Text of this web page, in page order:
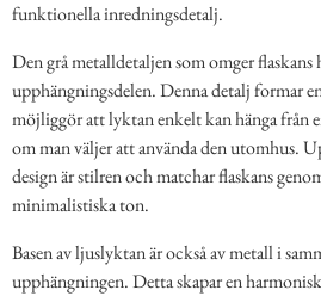
funktionella inredningsdetalj.
Den grå metalldetaljen som omger flaskans
upphängningsdelen. Denna detalj formar
möjliggör att lyktan enkelt kan hänga från
om man väljer att använda den utomhus.
design är stilren och matchar flaskans
minimalistiska ton.
Basen av ljuslyktan är också av metall i
upphängningen. Detta skapar en